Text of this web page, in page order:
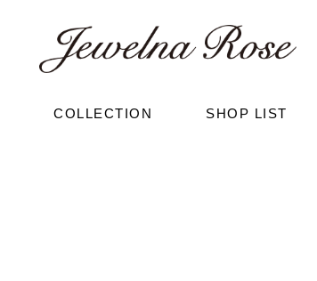
COLLECTION SHOP LIST